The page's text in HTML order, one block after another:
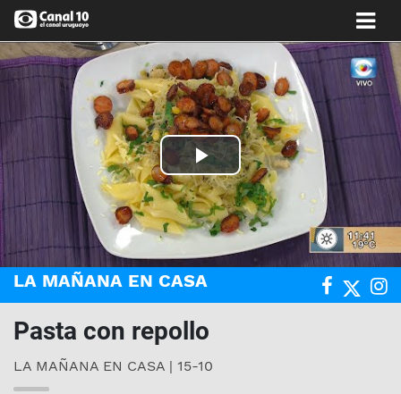
Play
Video
LA MAÑANA EN CASA
Pasta con repollo
LA MAÑANA EN CASA | 15-10